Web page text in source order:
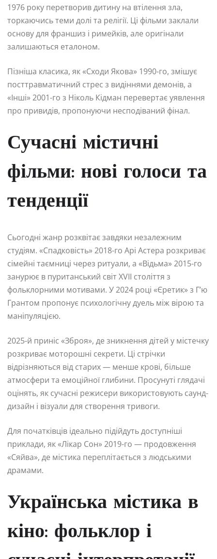
1976 року перетворив дитину на втілення зла,
торкаючись теми долі та релігії. Ці фільми заклали
основу для франшиз і римейків, але оригінали
залишаються еталоном.
Пізніша класика, як «Сходи Якова» 1990-го, змішує
посттравматичний стрес з видіннями демонів, а
«Інші» 2001-го з Ніколь Кідман перевертає уявлення
про привидів, пропонуючи несподіваний фінал.
Сучасні містичні
фільми: нові голоси та
тенденції
Сьогодні жанр розквітає завдяки незалежним
студіям. «Спадковість» 2018-го Арі Астера розкриває
сімейні таємниці через ритуали, а «Відьма» 2015-го
занурює в пуританський світ XVII століття з
фольклорними мотивами. У 2024 році «Єретик» з Г’ю
Грантом пропонує психологічну дуель між вірою та
маніпуляцією.
2025-й приніс «Зброя», де зникнення дітей у містечку
розкриває моторошні секрети. Ці стрічки
відрізняються від старих — менше крові, більше
атмосфери та емоційної глибини. Просунуті глядачі
оцінять, як сучасні режисери використовують саунд-
дизайн і візуали для створення тривоги.
Для початківців ідеально підійдуть доступніші
приклади, як «Лікар Сон» 2019-го — продовження
«Сяйва», де містика переплітається з людськими
драмами.
Українська містика в
кіно: фольклор і